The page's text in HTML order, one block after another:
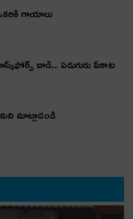
గాయాలు
దాడి.. ఏడుగురు పేకాట
మాట్లాడండి